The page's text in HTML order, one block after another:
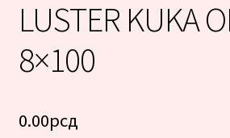
LUSTER KUKA
8×100
0.00рсд